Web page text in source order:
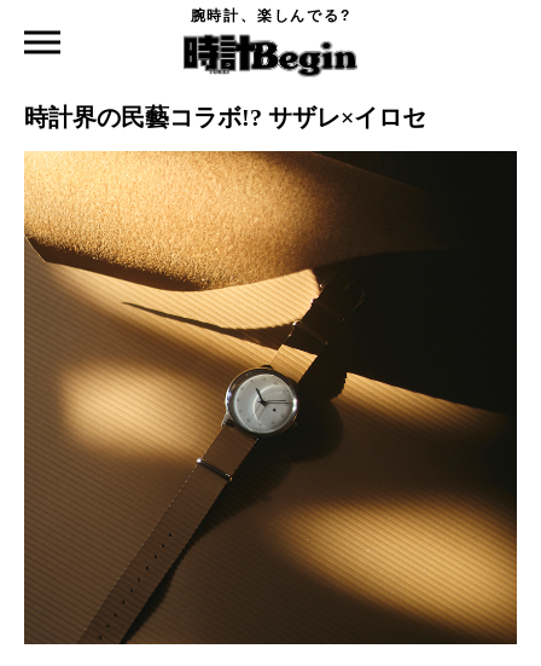
腕時計、楽しんでる?
時計界の民藝コラボ!? サザレ×イロセ
時計界の民藝コラボ!? サザレ×イロセ